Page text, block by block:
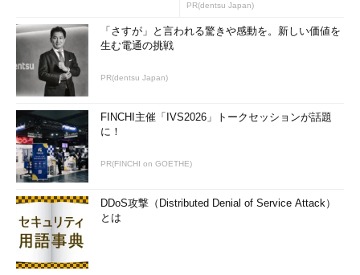
ている（少々右クリックを使いすぎの感もあるく
らいだ）。
このスタート画面には、デフォルトで登録されているアプリケ
ーションのアイコンが表示されているが、ディスプレイ画面が狭
いと全部は表示されない。隠れている部分を表示するには、右へ
スクロールするか（マウスならホイールで操作）、アイコン・サ
イズを縮小させる（横スクロール・バーの右下のアイコンをクリ
ックするか、［Ctrl］キーを押しながらホイールを操作する。な
操作について今後取り上げる）。
PR(dentsu Japan)
「さすが」と言われる驚きや感動を。新しい価値を
生む電通の挑戦
PR(dentsu Japan)
FINCHI主催「IVS2026」トークセッションが話題
に！
PR(FINCHI on GOETHE)
DDoS攻撃（Distributed Denial of Service Attack）
とは